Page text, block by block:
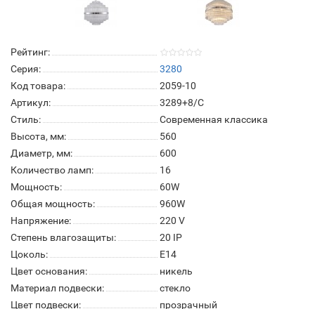
Рейтинг:
Серия:
3280
Код товара:
2059-10
Артикул:
3289+8/C
Стиль:
Современная классика
Высота, мм:
560
Диаметр, мм:
600
Количество ламп:
16
Мощность:
60W
Общая мощность:
960W
Напряжение:
220 V
Степень влагозащиты:
20 IP
Цоколь:
Е14
Цвет основания:
никель
Материал подвески:
стекло
Цвет подвески:
прозрачный